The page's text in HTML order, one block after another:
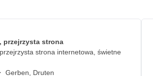
przejrzysta strona
strona internetowa, świetne
· Gerben, Druten